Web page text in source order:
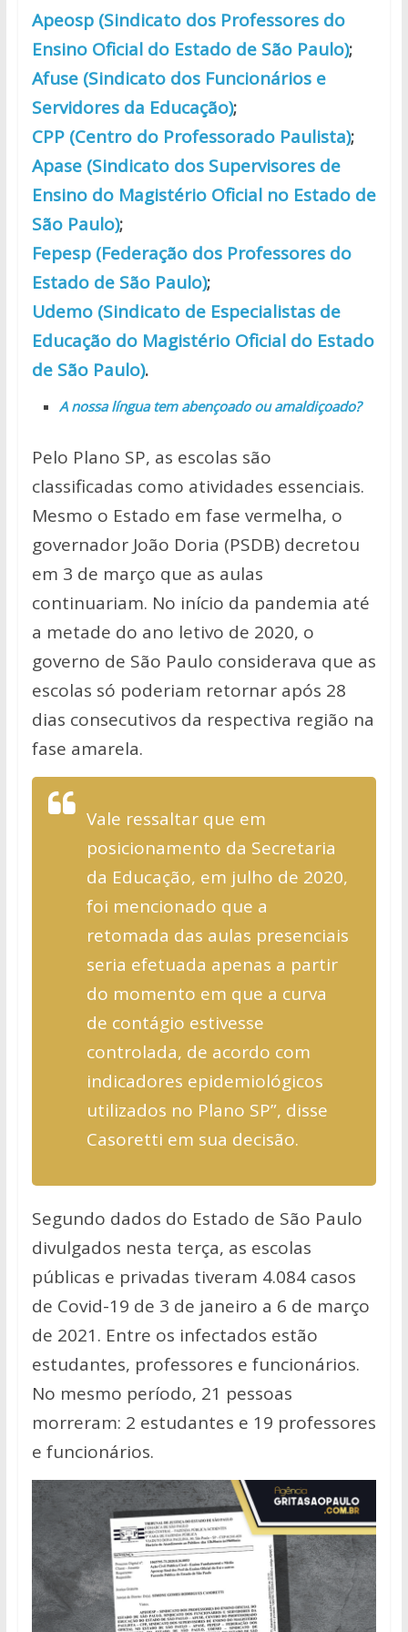
Apeosp (Sindicato dos Professores do
Ensino Oficial do Estado de São Paulo);
Afuse (Sindicato dos Funcionários e
Servidores da Educação);
CPP (Centro do Professorado Paulista);
Apase (Sindicato dos Supervisores de
Ensino do Magistério Oficial no Estado de
São Paulo);
Fepesp (Federação dos Professores do
Estado de São Paulo);
Udemo (Sindicato de Especialistas de
Educação do Magistério Oficial do Estado
de São Paulo).
A nossa língua tem abençoado ou amaldiçoado?
Pelo Plano SP, as escolas são
classificadas como atividades essenciais.
Mesmo o Estado em fase vermelha, o
governador João Doria (PSDB) decretou
em 3 de março que as aulas
continuariam. No início da pandemia até
a metade do ano letivo de 2020, o
governo de São Paulo considerava que as
escolas só poderiam retornar após 28
dias consecutivos da respectiva região na
fase amarela.
Vale ressaltar que em
posicionamento da Secretaria
da Educação, em julho de 2020,
foi mencionado que a
retomada das aulas presenciais
seria efetuada apenas a partir
do momento em que a curva
de contágio estivesse
controlada, de acordo com
indicadores epidemiológicos
utilizados no Plano SP”, disse
Casoretti em sua decisão.
Segundo dados do Estado de São Paulo
divulgados nesta terça, as escolas
públicas e privadas tiveram 4.084 casos
de Covid-19 de 3 de janeiro a 6 de março
de 2021. Entre os infectados estão
estudantes, professores e funcionários.
No mesmo período, 21 pessoas
morreram: 2 estudantes e 19 professores
e funcionários.